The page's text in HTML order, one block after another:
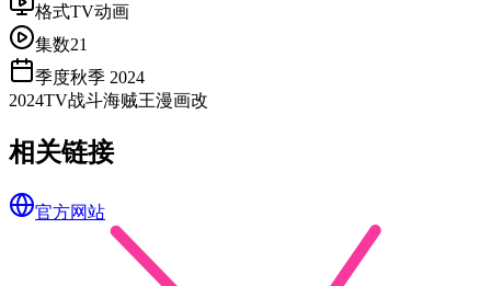
格式TV动画
集数21
季度秋季 2024
2024TV战斗海贼王漫画改
相关链接
官方网站